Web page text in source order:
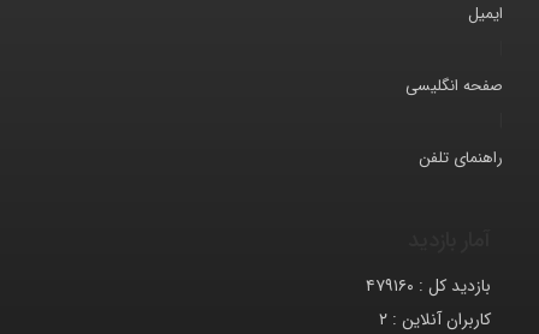
ایمیل
صفحه انگلیسی
راهنمای تلفن
بازدید کل : ۴۷۹۱۶۰
کاربران آنلاین : ۲